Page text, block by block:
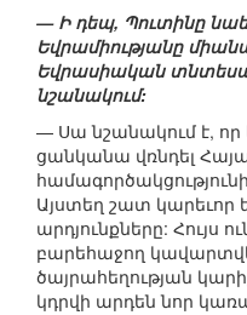
— Ի դեպ, Պուտինը
Եվրամիությանը
Եվրասիական
նշանակում:
— Սա նշանակում է,
ցանկանա վռնդել
Այստեղ շատ կարեւոր
արդյունքները: Հույս
բարեհաջող
ծայրահեղության
կդրվի արդեն նոր